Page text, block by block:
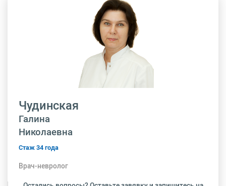
Чудинская
Галина
Николаевна
Стаж 34 года
Врач-невролог